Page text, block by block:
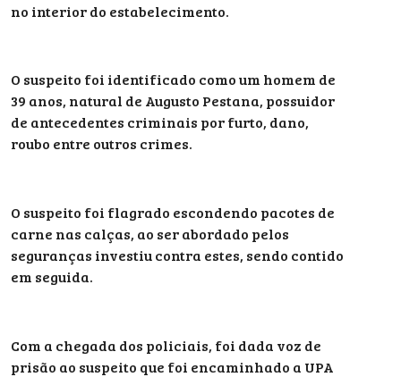
no interior do estabelecimento.
O suspeito foi identificado como um homem de
39 anos, natural de Augusto Pestana, possuidor
de antecedentes criminais por furto, dano,
roubo entre outros crimes.
O suspeito foi flagrado escondendo pacotes de
carne nas calças, ao ser abordado pelos
seguranças investiu contra estes, sendo contido
em seguida.
Com a chegada dos policiais, foi dada voz de
prisão ao suspeito que foi encaminhado a UPA